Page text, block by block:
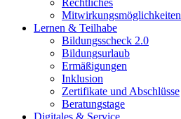
Rechtliches
Mitwirkungsmöglichkeiten
Lernen & Teilhabe
Bildungsscheck 2.0
Bildungsurlaub
Ermäßigungen
Inklusion
Zertifikate und Abschlüsse
Beratungstage
Digitales & Service